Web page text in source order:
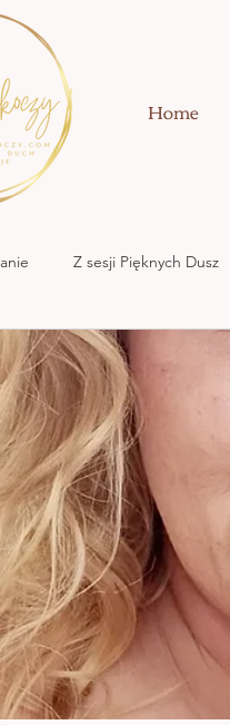
Home
Z sesji Pięknych Dusz
MIŁOWANIA